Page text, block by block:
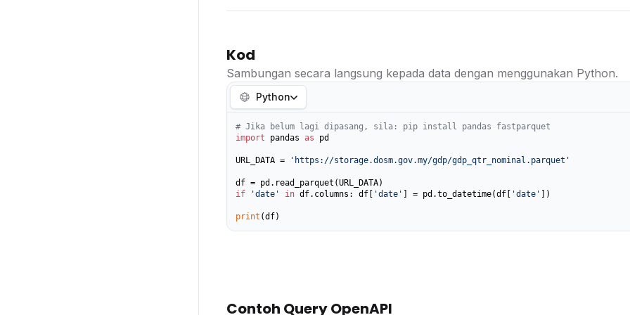
Kod
Sambungan secara langsung kepada data dengan menggunakan Python.
Python
# Jika belum lagi dipasang, sila: pip install pandas fastparquet
import pandas as pd
URL_DATA = 'https://storage.dosm.gov.my/gdp/gdp_qtr_nominal.parquet'
if
'date' in df.columns: df[ 'date' ] = pd.to_datetime(df[ 'date' ])
print (df)
Contoh Query OpenAPI